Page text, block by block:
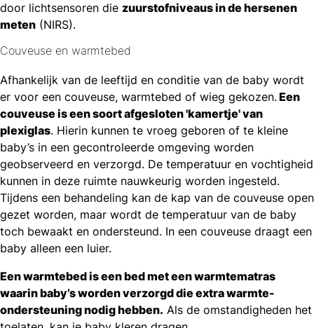
door lichtsensoren die zuurstofniveaus in de hersenen
meten (NIRS).
Couveuse en warmtebed
Afhankelijk van de leeftijd en conditie van de baby wordt
er voor een couveuse, warmtebed of wieg gekozen. Een
couveuse is een soort afgesloten 'kamertje' van
plexiglas. Hierin kunnen te vroeg geboren of te kleine
baby’s in een gecontroleerde omgeving worden
geobserveerd en verzorgd. De temperatuur en vochtigheid
kunnen in deze ruimte nauwkeurig worden ingesteld.
Tijdens een behandeling kan de kap van de couveuse open
gezet worden, maar wordt de temperatuur van de baby
toch bewaakt en ondersteund. In een couveuse draagt een
baby alleen een luier.
Een warmtebed is een bed met een warmtematras
waarin baby’s worden verzorgd die extra warmte-
ondersteuning nodig hebben. Als de omstandigheden het